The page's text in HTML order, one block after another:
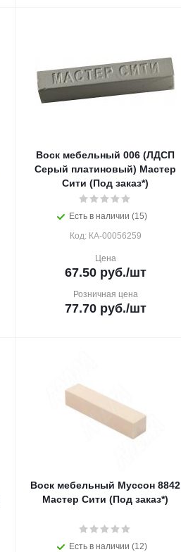
Воск мебельный 006 (ЛДСП
Серый платиновый) Мастер
Сити (Под заказ*)
Есть в наличии (15)
Код: КА-00056259
Цена
67.50руб./шт
Розничная цена
77.70руб./шт
Воск мебельный Муссон 8842
Мастер Сити (Под заказ*)
Есть в наличии (12)